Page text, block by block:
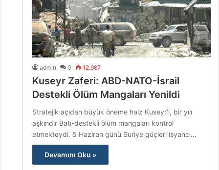
admin 0 12.987
Kuseyr Zaferi: ABD-NATO-İsrail
Destekli Ölüm Mangaları Yenildi
Stratejik açıdan büyük öneme haiz Kuseyr’i, bir yılı
aşkındır Batı-destekli ölüm mangaları kontrol
etmekteydi. 5 Haziran günü Suriye güçleri isyancı…
Devamını Oku »